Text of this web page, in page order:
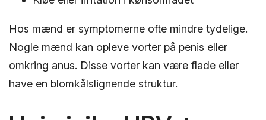
Hos mænd er symptomerne ofte mindre tydelige.
Nogle mænd kan opleve vorter på penis eller
omkring anus. Disse vorter kan være flade eller
have en blomkålslignende struktur.